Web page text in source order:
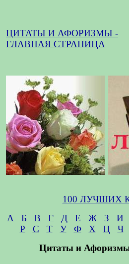
ЦИТАТЫ И АФОРИЗМЫ -
ГЛАВНАЯ СТРАНИЦА
100 ЛУЧШИХ
А
Б В Г Д Е Ж З И
Р
С Т У Ф Х Ц Ч
Цитаты и